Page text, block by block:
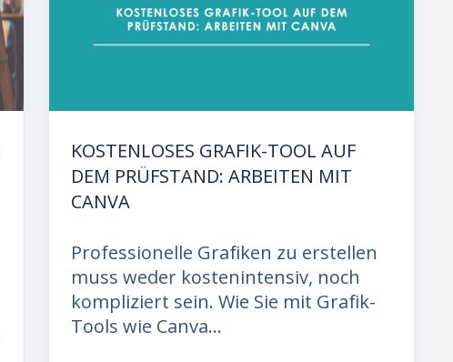
KOSTENLOSES GRAFIK-TOOL AUF
DEM PRÜFSTAND: ARBEITEN MIT
CANVA
Professionelle Grafiken zu erstellen
muss weder kostenintensiv, noch
kompliziert sein. Wie Sie mit Grafik-
Tools wie Canva...